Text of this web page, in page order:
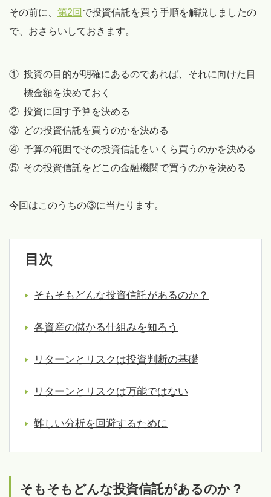
その前に、 第2回 で投資信託を買う手順を解説しましたの
で、おさらいしておきます。
① 投資の目的が明確にあるのであれば、それに向けた目
標金額を決めておく
② 投資に回す予算を決める
③ どの投資信託を買うのかを決める
④ 予算の範囲でその投資信託をいくら買うのかを決める
⑤ その投資信託をどこの金融機関で買うのかを決める
今回はこのうちの③に当たります。
目次
そもそもどんな投資信託があるのか？
各資産の儲かる仕組みを知ろう
リターンとリスクは投資判断の基礎
リターンとリスクは万能ではない
難しい分析を回避するために
そもそもどんな投資信託があるのか？